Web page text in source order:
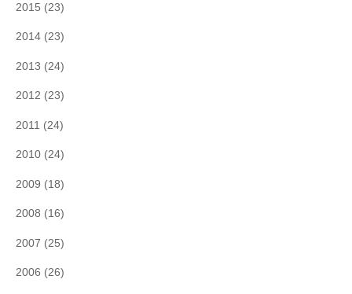
2015 (23)
2014 (23)
2013 (24)
2012 (23)
2011 (24)
2010 (24)
2009 (18)
2008 (16)
2007 (25)
2006 (26)